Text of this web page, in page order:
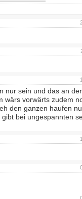
nur sein und das an der
wärs vorwärts zudem
den ganzen haufen
bei ungespannten